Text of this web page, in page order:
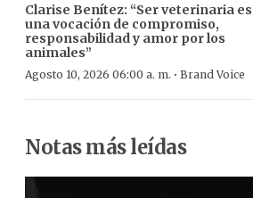
Clarise Benítez: “Ser veterinaria es
una vocación de compromiso,
responsabilidad y amor por los
animales”
Agosto 10, 2026 06:00 a. m. · Brand Voice
Notas más leídas